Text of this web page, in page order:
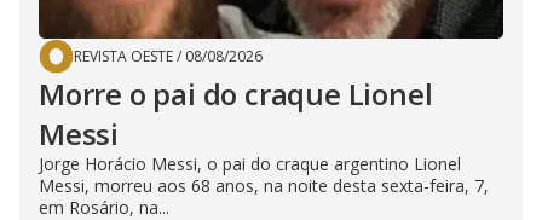
REVISTA OESTE/ 08/08/2026
Morre o pai do craque Lionel
Messi
Jorge Horácio Messi, o pai do craque argentino Lionel
Messi, morreu aos 68 anos, na noite desta sexta-feira, 7,
em Rosário, na...